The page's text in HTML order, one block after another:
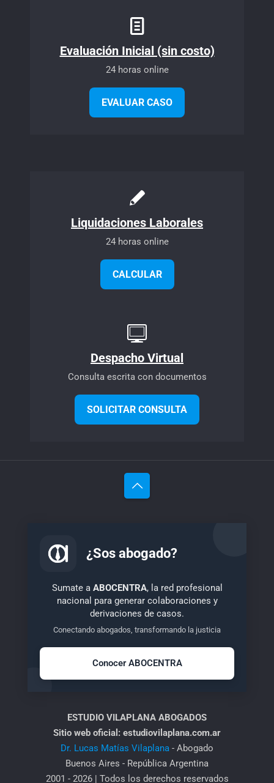
Evaluación Inicial (sin costo)
24 horas online
EVALUAR CASO
Liquidaciones Laborales
24 horas online
CALCULAR
Despacho Virtual
Consulta escrita con documentos
SOLICITAR CONSULTA
¿Sos abogado?
Sumate a ABOCENTRA, la red profesional
nacional para generar colaboraciones y
derivaciones de casos.
Conectando abogados, transformando la justicia
Conocer ABOCENTRA
ESTUDIO VILAPLANA ABOGADOS
Sitio web oficial: estudiovilaplana.com.ar
Dr. Lucas Matías Vilaplana - Abogado
Buenos Aires - República Argentina
2001 - 2026 | Todos los derechos reservados